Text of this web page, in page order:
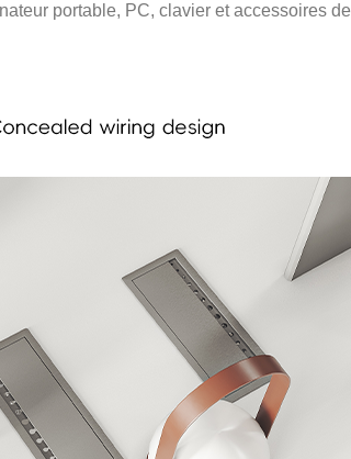
portable, PC, clavier et accessoires